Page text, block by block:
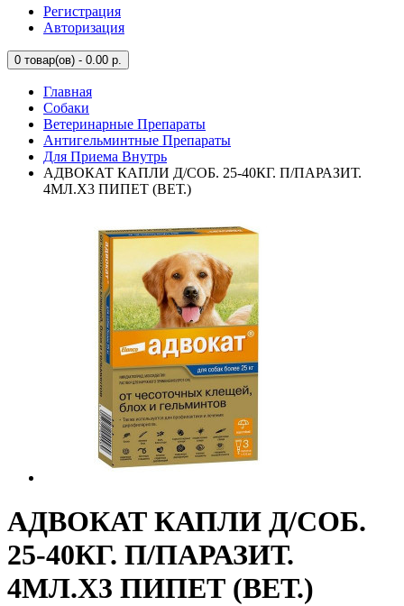
Регистрация
Авторизация
0 товар(ов) - 0.00 р.
Главная
Собаки
Ветеринарные Препараты
Антигельминтные Препараты
Для Приема Внутрь
АДВОКАТ КАПЛИ Д/СОБ. 25-40КГ. П/ПАРАЗИТ.
4МЛ.Х3 ПИПЕТ (ВЕТ.)
АДВОКАТ КАПЛИ Д/СОБ.
25-40КГ. П/ПАРАЗИТ.
4МЛ.Х3 ПИПЕТ (ВЕТ.)